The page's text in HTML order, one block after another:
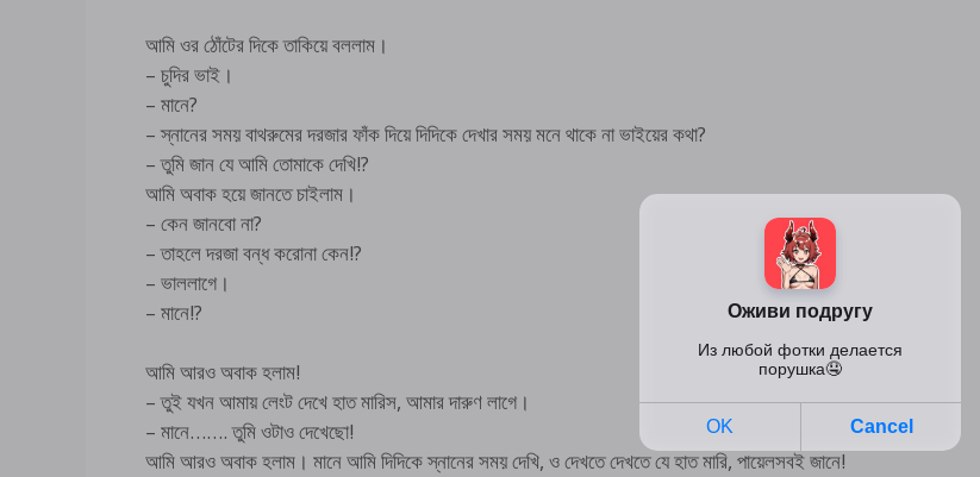
আমি ওর ঠোঁটের দিকে তাকিয়ে বললাম।
– চুদির ভাই।
– মানে?
– স্নানের সময় বাথরুমের দরজার ফাঁক দিয়ে দিদিকে দেখার সময় মনে থাকে না ভাইয়ের কথা?
– তুমি জান যে আমি তোমাকে দেখি!?
আমি অবাক হয়ে জানতে চাইলাম।
– কেন জানবো না?
– তাহলে দরজা বন্ধ করোনা কেন!?
– ভাললাগে।
– মানে!?
আমি আরও অবাক হলাম!
– তুই যখন আমায় লেংট দেখে হাত মারিস, আমার দারুণ লাগে।
– মানে……. তুমি ওটাও দেখেছো!
আমি আরও অবাক হলাম। মানে আমি দিদিকে স্নানের সময় দেখি, ও দেখতে দেখতে যে হাত মারি, পায়েলসবই জানে!